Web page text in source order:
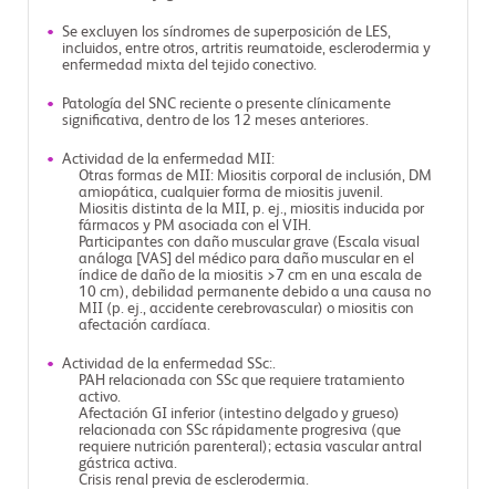
Se excluyen los síndromes de superposición de LES,
incluidos, entre otros, artritis reumatoide, esclerodermia y
enfermedad mixta del tejido conectivo.
Patología del SNC reciente o presente clínicamente
significativa, dentro de los 12 meses anteriores.
Actividad de la enfermedad MII:
Otras formas de MII: Miositis corporal de inclusión, DM
amiopática, cualquier forma de miositis juvenil.
Miositis distinta de la MII, p. ej., miositis inducida por
fármacos y PM asociada con el VIH.
Participantes con daño muscular grave (Escala visual
análoga [VAS] del médico para daño muscular en el
índice de daño de la miositis >7 cm en una escala de
10 cm), debilidad permanente debido a una causa no
MII (p. ej., accidente cerebrovascular) o miositis con
afectación cardíaca.
Actividad de la enfermedad SSc:.
PAH relacionada con SSc que requiere tratamiento
activo.
Afectación GI inferior (intestino delgado y grueso)
relacionada con SSc rápidamente progresiva (que
requiere nutrición parenteral); ectasia vascular antral
gástrica activa.
Crisis renal previa de esclerodermia.